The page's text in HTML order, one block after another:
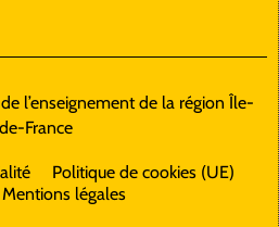
l’enseignement de la région Île-
de-France
Politique de cookies (UE)
Mentions légales